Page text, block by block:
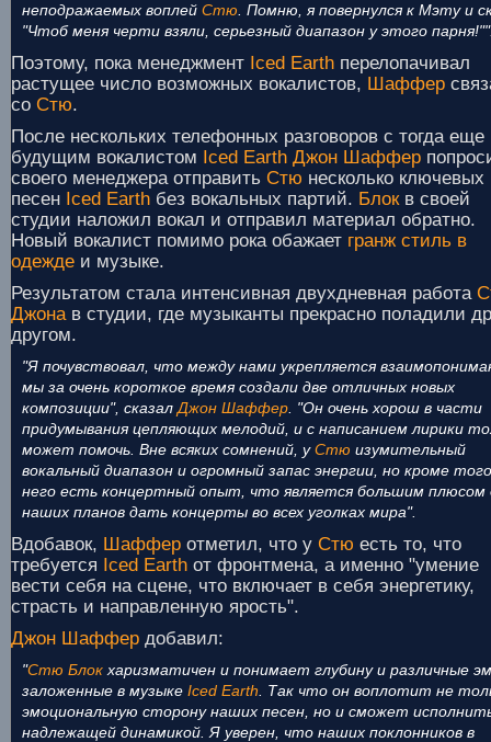
неподражаемых воплей Стю . Помню, я повернулся к Мэту и
"Чтоб меня черти взяли, серьезный диапазон у этого
Поэтому, пока менеджмент Iced Earth перелопачивал
растущее число возможных вокалистов, Шаффер
со Стю.
После нескольких телефонных разговоров с тогда еще
будущим вокалистом Iced Earth Джон Шаффер
своего менеджера отправить Стю несколько ключевых
песен Iced Earth без вокальных партий. Блокв своей
студии наложил вокал и отправил материал обратно.
Новый вокалист помимо рока обажает гранж стиль в
одежде и музыке.
Результатом стала интенсивная двухдневная работа
Джонав студии, где музыканты прекрасно поладили
другом.
"Я почувствовал, что между нами укрепляется
мы за очень короткое время создали две отличных новых
композиции", сказал Джон Шаффер . "Он очень хорош в части
придумывания цепляющих мелодий, и с написанием лирики
может помочь. Вне всяких сомнений, уСтю изумительный
вокальный диапазон и огромный запас энергии, но кроме
него есть концертный опыт, что является большим плюсом
наших планов дать концерты во всех уголках мира".
Вдобавок, Шаффер отметил, что у Стю есть то, что
требуется Iced Earth от фронтмена, а именно "умение
вести себя на сцене, что включает в себя энергетику,
страсть и направленную ярость".
Джон Шаффер добавил:
"Стю Блок харизматичен и понимает глубину и различные
заложенные в музыке Iced Earth . Так что он воплотит не
эмоциональную сторону наших песен, но и сможет
надлежащей динамикой. Я уверен, что наших поклонников в